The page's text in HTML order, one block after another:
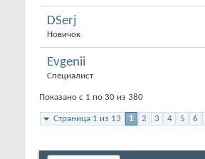
DSerj
Новичок
Evgenii
Специалист
Показано с 1 по 30 из 380
Страница 1 из 13 1 2 3 4 5 6